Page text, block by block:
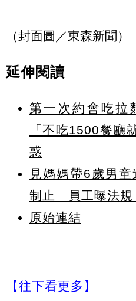
（封面圖／東森新聞）
延伸閱讀
第一次約會吃拉
「不吃1500餐
惑
見媽媽帶6歲男
制止 員工曝法規
原始連結
【往下看更多】